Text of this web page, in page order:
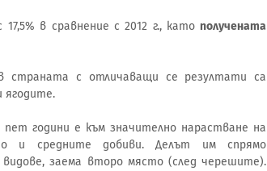
в сравнение с 2012 г., като получената
страната с отличаващи се резултати са
ягодите.
години е към значително нарастване на
и средните добиви. Делът им спрямо
заема второ място (след черешите).